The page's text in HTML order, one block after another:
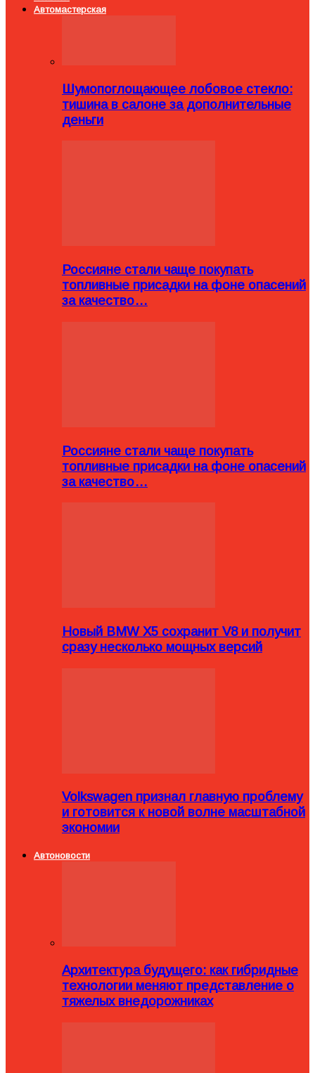
Автомастерская
Шумопоглощающее лобовое стекло:
тишина в салоне за дополнительные
деньги
Россияне стали чаще покупать
топливные присадки на фоне опасений
за качество…
Россияне стали чаще покупать
топливные присадки на фоне опасений
за качество…
Новый BMW X5 сохранит V8 и получит
сразу несколько мощных версий
Volkswagen признал главную проблему
и готовится к новой волне масштабной
экономии
Автоновости
Архитектура будущего: как гибридные
технологии меняют представление о
тяжелых внедорожниках